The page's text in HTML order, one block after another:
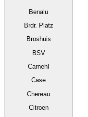
Benalu
Brdr. Platz
Broshuis
BSV
Carnehl
Case
Chereau
Citroen